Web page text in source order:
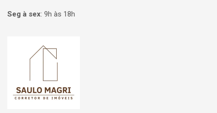
Seg à sex: 9h às 18h
Página inicial